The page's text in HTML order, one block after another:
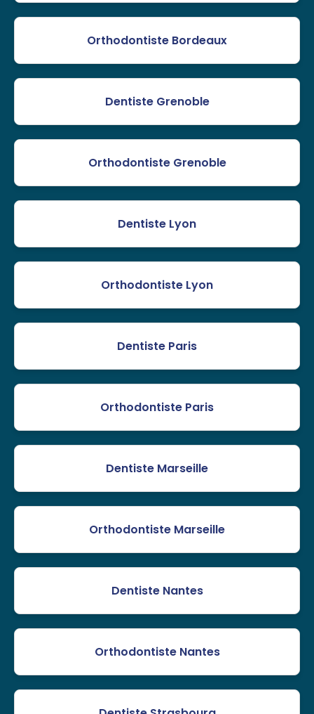
Orthodontiste Bordeaux
Dentiste Grenoble
Orthodontiste Grenoble
Dentiste Lyon
Orthodontiste Lyon
Dentiste Paris
Orthodontiste Paris
Dentiste Marseille
Orthodontiste Marseille
Dentiste Nantes
Orthodontiste Nantes